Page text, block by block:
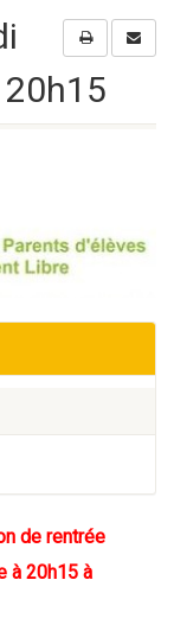
de rentrée
à 20h15 à